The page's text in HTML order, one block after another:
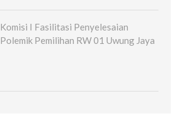
Komisi I Fasilitasi Penyelesaian
Polemik Pemilihan RW 01 Uwung Jaya